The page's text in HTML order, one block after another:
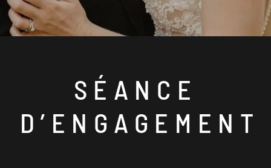
SÉANCE
D’ENGAGEMENT
CONTACT
BE HAPPIX WEDDING
VINCENT BAILLEUL